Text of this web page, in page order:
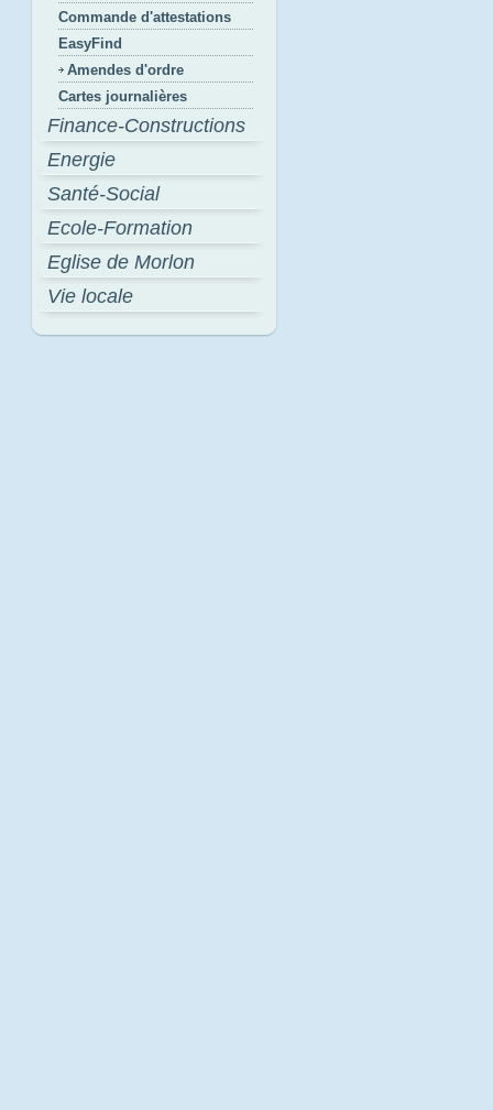
Commande d'attestations
EasyFind
Amendes d'ordre
Cartes journalières
Finance-Constructions
Energie
Santé-Social
Ecole-Formation
Eglise de Morlon
Vie locale